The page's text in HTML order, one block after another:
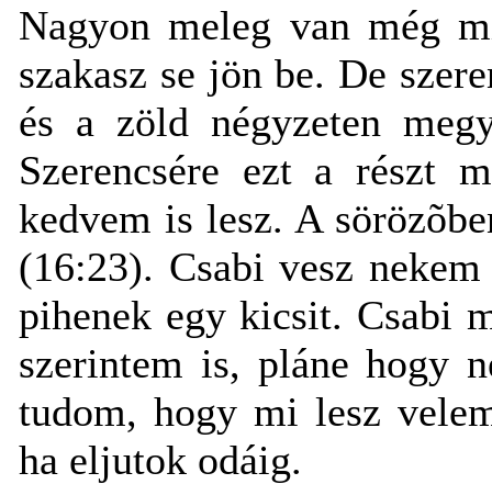
Nagyon meleg van még
szakasz se jön be. De
és a zöld négyzeten
Szerencsére ezt a részt
kedvem is lesz. A
(16:23). Csabi vesz
pihenek egy kicsit. Csabi
szerintem is, pláne hogy
tudom, hogy mi lesz
ha eljutok odáig.